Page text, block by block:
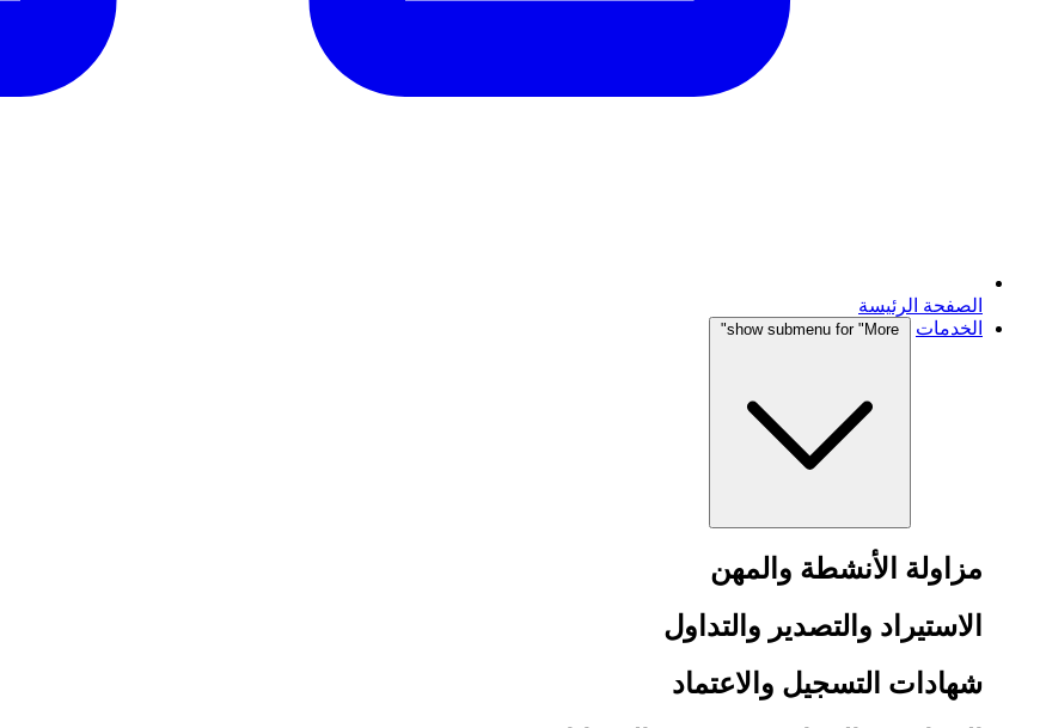
الصفحة الرئيسة
الخدمات
show submenu for "More"
مزاولة الأنشطة والمهن
الاستيراد والتصدير والتداول
شهادات التسجيل والاعتماد